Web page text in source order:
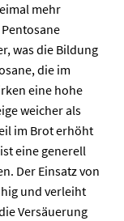
mehr
was die Bildung
die im
eine hohe
weicher als
im Brot erhöht
eine generell
Der Einsatz von
und verleiht
Versäuerung